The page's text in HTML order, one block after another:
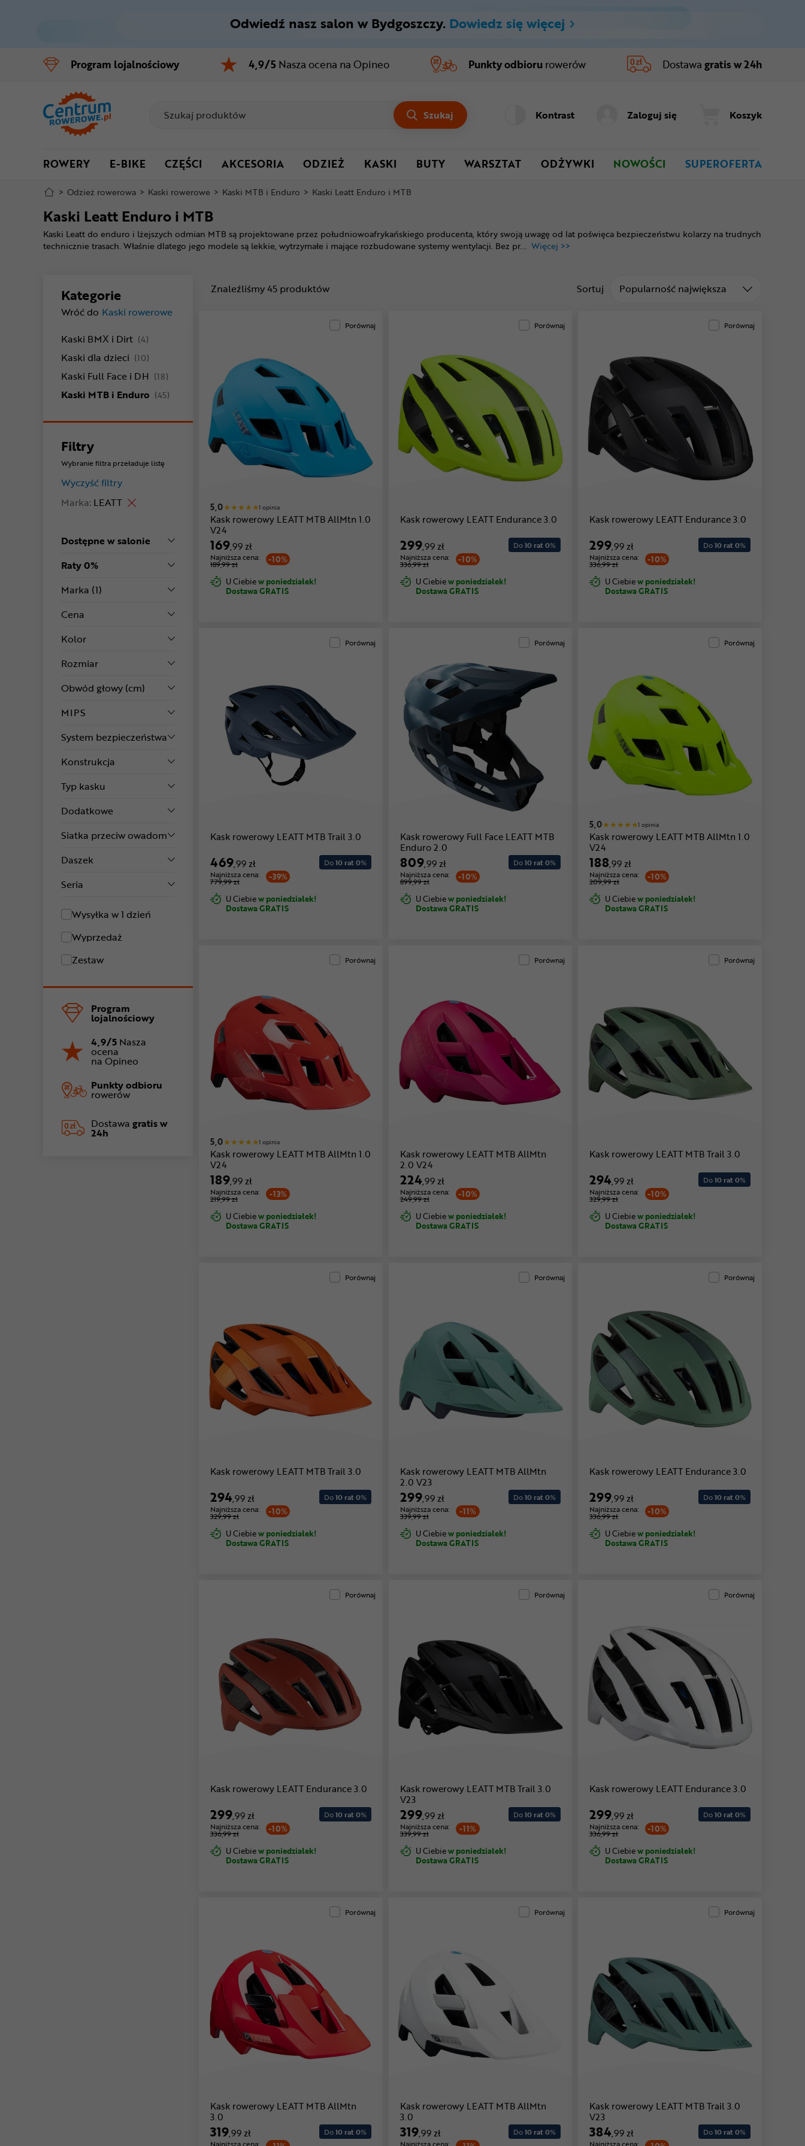
Menu główne
Filtry
Stopka
Odwiedź nasz salon w Bydgoszczy. Dowiedz się więcej
Program lojalnościowy 4,9/5 Nasza ocena na Opineo Punkty odbioru rowerów Dostawa gratis w 24h
Szukaj Kontrast Zaloguj się Koszyk
ROWERY E-BIKE CZĘŚCI AKCESORIA ODZIEŻ KASKI BUTY WARSZTAT ODŻYWKI NOWOŚCI SUPEROFERTA
> Odzież rowerowa > Kaski rowerowe > Kaski MTB i Enduro > Kaski Leatt Enduro i MTB
Kaski Leatt Enduro i MTB
Kaski Leatt do enduro i lżejszych odmian MTB są projektowane przez południowoafrykańskiego producenta, który swoją uwagę od lat poświęca bezpieczeństwu kolarzy na trudnych
technicznie trasach. Właśnie dlatego jego modele są lekkie, wytrzymałe i mające rozbudowane systemy wentylacji. Bez pr... Więcej >>
Kategorie
Wróć do Kaski rowerowe
Kaski BMX i Dirt (4)
Kaski dla dzieci (10)
Kaski Full Face i DH (18)
Kaski MTB i Enduro (45)
Filtry
Wybranie filtra przeładuje listę
Wyczyść filtry
Marka: LEATT
Dostępne w salonie
Raty 0%
Marka (1)
Cena
Kolor
Rozmiar
Obwód głowy (cm)
MIPS
System bezpieczeństwa
Konstrukcja
Typ kasku
Dodatkowe
Siatka przeciw owadom
Daszek
Seria
Wysyłka w 1 dzień
Wyprzedaż
Zestaw
Program
lojalnościowy
4,9/5 Nasza
ocena
na Opineo
Punkty odbioru
rowerów
Dostawa gratis w
24h
Znaleźliśmy45 produktów Sortuj Sortuj od
Popularność największa
Porównaj
5,0 1 opinia
Kask rowerowy LEATT MTB AllMtn 1.0
V24
169,99 zł
-10%
Najniższa cena:
189,99 zł
U Ciebiew poniedziałek!
Dostawa GRATIS
Porównaj
Kask rowerowy LEATT Endurance 3.0
299,99 zł
-10%
Najniższa cena:
336,99 zł
Do10 rat 0%
U Ciebiew poniedziałek!
Dostawa GRATIS
Porównaj
Kask rowerowy LEATT Endurance 3.0
299,99 zł
-10%
Najniższa cena:
336,99 zł
Do10 rat 0%
U Ciebiew poniedziałek!
Dostawa GRATIS
Porównaj
Kask rowerowy LEATT MTB Trail 3.0
469,99 zł
-39%
Najniższa cena:
779,99 zł
Do10 rat 0%
U Ciebiew poniedziałek!
Dostawa GRATIS
Porównaj
Kask rowerowy Full Face LEATT MTB
Enduro 2.0
809,99 zł
-10%
Najniższa cena:
899,99 zł
Do10 rat 0%
U Ciebiew poniedziałek!
Dostawa GRATIS
Porównaj
5,0 1 opinia
Kask rowerowy LEATT MTB AllMtn 1.0
V24
188,99 zł
-10%
Najniższa cena:
209,99 zł
U Ciebiew poniedziałek!
Dostawa GRATIS
Porównaj
5,0 1 opinia
Kask rowerowy LEATT MTB AllMtn 1.0
V24
189,99 zł
-13%
Najniższa cena:
219,99 zł
U Ciebiew poniedziałek!
Dostawa GRATIS
Porównaj
Kask rowerowy LEATT MTB AllMtn
2.0 V24
224,99 zł
-10%
Najniższa cena:
249,99 zł
U Ciebiew poniedziałek!
Dostawa GRATIS
Porównaj
Kask rowerowy LEATT MTB Trail 3.0
294,99 zł
-10%
Najniższa cena:
329,99 zł
Do10 rat 0%
U Ciebiew poniedziałek!
Dostawa GRATIS
Porównaj
Kask rowerowy LEATT MTB Trail 3.0
294,99 zł
-10%
Najniższa cena:
329,99 zł
Do10 rat 0%
U Ciebiew poniedziałek!
Dostawa GRATIS
Porównaj
Kask rowerowy LEATT MTB AllMtn
2.0 V23
299,99 zł
-11%
Najniższa cena:
339,99 zł
Do10 rat 0%
U Ciebiew poniedziałek!
Dostawa GRATIS
Porównaj
Kask rowerowy LEATT Endurance 3.0
299,99 zł
-10%
Najniższa cena:
336,99 zł
Do10 rat 0%
U Ciebiew poniedziałek!
Dostawa GRATIS
Porównaj
Kask rowerowy LEATT Endurance 3.0
299,99 zł
-10%
Najniższa cena:
336,99 zł
Do10 rat 0%
U Ciebiew poniedziałek!
Dostawa GRATIS
Porównaj
Kask rowerowy LEATT MTB Trail 3.0
V23
299,99 zł
-11%
Najniższa cena:
339,99 zł
Do10 rat 0%
U Ciebiew poniedziałek!
Dostawa GRATIS
Porównaj
Kask rowerowy LEATT Endurance 3.0
299,99 zł
-10%
Najniższa cena:
336,99 zł
Do10 rat 0%
U Ciebiew poniedziałek!
Dostawa GRATIS
Porównaj
Kask rowerowy LEATT MTB AllMtn
3.0
319,99 zł
Najniższa cena:
Do10 rat 0%
Porównaj
Kask rowerowy LEATT MTB AllMtn
3.0
319,99 zł
Najniższa cena:
Do10 rat 0%
Porównaj
Kask rowerowy LEATT MTB Trail 3.0
V23
384,99 zł
Najniższa cena:
Do10 rat 0%